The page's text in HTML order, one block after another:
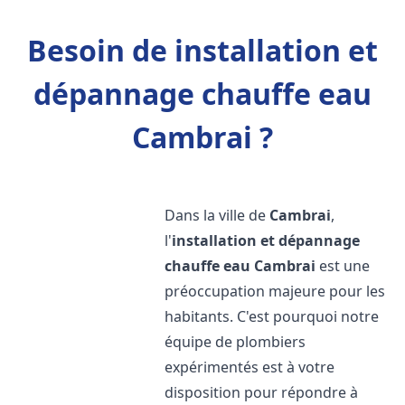
Besoin de installation et
dépannage chauffe eau
Cambrai ?
Dans la ville de Cambrai,
l'installation et dépannage
chauffe eau Cambrai est une
préoccupation majeure pour les
habitants. C'est pourquoi notre
équipe de plombiers
expérimentés est à votre
disposition pour répondre à